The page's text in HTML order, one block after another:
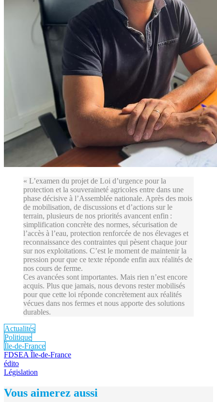
« L’examen du projet de Loi d’urgence pour la
protection et la souveraineté agricoles entre dans une
phase décisive à l’Assemblée nationale. Après des mois
de mobilisation, de discussions et d’actions sur le
terrain, plusieurs de nos priorités avancent enfin :
simplification concrète des normes, sécurisation de
l’accès à l’eau, protection renforcée de nos élevages et
reconnaissance des contraintes qui pèsent chaque jour
sur nos exploitations. C’est le moment de maintenir la
pression pour que ce texte réponde enfin aux réalités de
nos cours de ferme.
Ces avancées sont importantes. Mais rien n’est encore
acquis. Plus que jamais, nous devons rester mobilisés
pour que cette loi réponde concrètement aux réalités
vécues dans nos fermes et nous apporte des solutions
durables.
Actualités
Politique
Île-de-France
FDSEA Île-de-France
édito
Législation
Vous aimerez aussi